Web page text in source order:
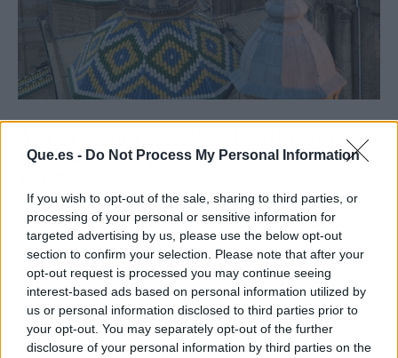
Que.es - Do Not Process My Personal Information
If you wish to opt-out of the sale, sharing to third parties, or
processing of your personal or sensitive information for
targeted advertising by us, please use the below opt-out
section to confirm your selection. Please note that after your
opt-out request is processed you may continue seeing
interest-based ads based on personal information utilized by
us or personal information disclosed to third parties prior to
your opt-out. You may separately opt-out of the further
disclosure of your personal information by third parties on the
DoYouSpain para moverte por la
Uno de los mayores atractivos de alquilar un
coche en Zaragoza durante las Fiestas del
Pilares que no solo te permitirá moverte con
comodidad en la ciudad, sino también
descubrir algunos de los lugares más bonitos de
Aragón. Entre las escapadas más
recomendadas destacan: